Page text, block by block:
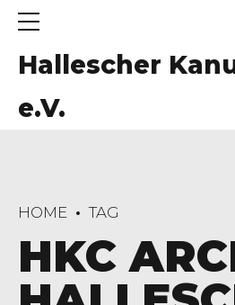
Hallescher
e.V.
HOME TAG
HKC